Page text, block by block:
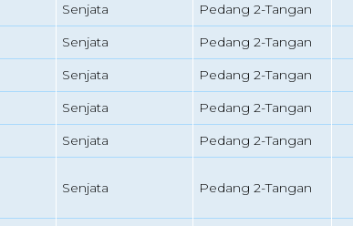
Senjata Pedang 2-Tangan
Senjata Pedang 2-Tangan
Senjata Pedang 2-Tangan
Senjata Pedang 2-Tangan
Senjata Pedang 2-Tangan
Senjata Pedang 2-Tangan